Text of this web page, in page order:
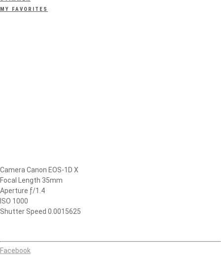
MY FAVORITES
Camera Canon EOS-1D X
Focal Length 35mm
Aperture ƒ/1.4
ISO 1000
Shutter Speed 0.0015625
Facebook